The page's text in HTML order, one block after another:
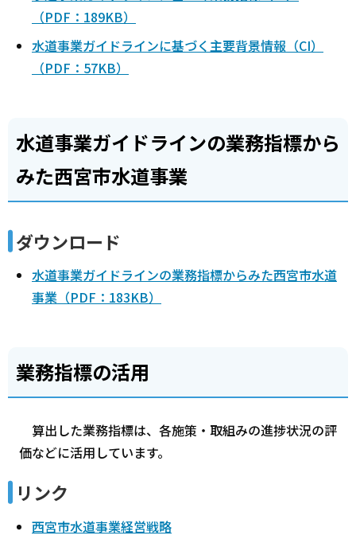
（PDF：189KB）
水道事業ガイドラインに基づく主要背景情報（CI）
（PDF：57KB）
水道事業ガイドラインの業務指標から
みた西宮市水道事業
ダウンロード
水道事業ガイドラインの業務指標からみた西宮市水道
事業（PDF：183KB）
業務指標の活用
算出した業務指標は、各施策・取組みの進捗状況の評
価などに活用しています。
リンク
西宮市水道事業経営戦略